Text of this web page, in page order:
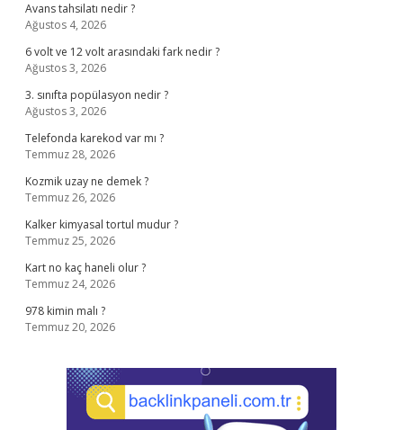
Avans tahsilatı nedir ?
Ağustos 4, 2026
6 volt ve 12 volt arasındaki fark nedir ?
Ağustos 3, 2026
3. sınıfta popülasyon nedir ?
Ağustos 3, 2026
Telefonda karekod var mı ?
Temmuz 28, 2026
Kozmik uzay ne demek ?
Temmuz 26, 2026
Kalker kimyasal tortul mudur ?
Temmuz 25, 2026
Kart no kaç haneli olur ?
Temmuz 24, 2026
978 kimin malı ?
Temmuz 20, 2026